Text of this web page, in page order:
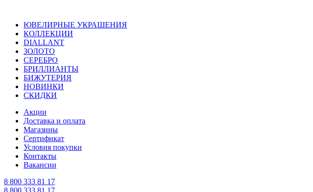
ЮВЕЛИРНЫЕ УКРАШЕНИЯ
КОЛЛЕКЦИИ
DIALLANT
ЗОЛОТО
СЕРЕБРО
БРИЛЛИАНТЫ
БИЖУТЕРИЯ
НОВИНКИ
СКИДКИ
Акции
Доставка и оплата
Магазины
Сертификат
Условия покупки
Контакты
Вакансии
8 800 333 81 17
8 800 333 81 17